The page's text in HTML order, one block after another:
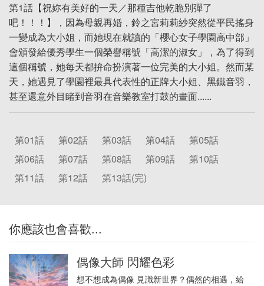
第1話【祝妳有美好的一天／那種吉他乾脆別彈了
吧！！！】，因為母親再婚，鈴之宮莉莉紗突然從平民搖身
一變成為大小姐，而她現在就讀的「櫻心女子學園高中部」
會頒發給優秀學生一個榮譽稱號「高潔的淑女」，為了得到
這個稱號，她每天都拚命扮演著一位完美的大小姐。然而某
天，她遇見了學園裡最具代表性的正牌大小姐、黑鐵音羽，
甚至還意外目睹到音羽在音樂教室打鼓的畫面......
第01話 第02話 第03話 第04話
第05話
第06話
第07話 第08話 第09話
第10話
第11話
第12話 第13話(完)
你應該也會喜歡...
偶像大師 閃耀色彩
想不想成為偶像 見識新世界？偶然的相遇，給